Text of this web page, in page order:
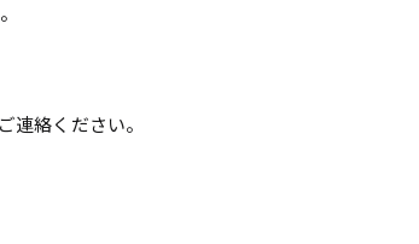
連絡ください。